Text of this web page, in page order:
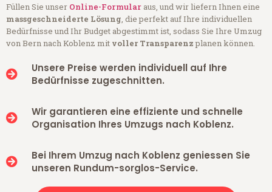
Füllen Sie unser Online-Formular aus, und wir liefern Ihnen eine
massgeschneiderte Lösung, die perfekt auf Ihre individuellen
Bedürfnisse und Ihr Budget abgestimmt ist, sodass Sie Ihre Umzug
von Bern nach Koblenz mit voller Transparenzplanen können.
Unsere Preise werden individuell auf Ihre
Bedürfnisse zugeschnitten.
Wir garantieren eine effiziente und schnelle
Organisation Ihres Umzugs nach Koblenz.
Bei Ihrem Umzug nach Koblenz geniessen Sie
unseren Rundum-sorglos-Service.